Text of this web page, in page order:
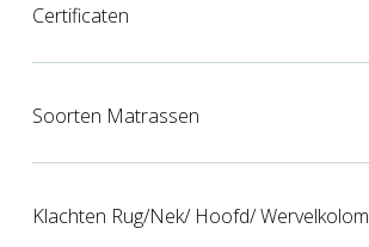
Certificaten
Soorten Matrassen
Klachten Rug/nek/ Hoofd/ Wervelkolom